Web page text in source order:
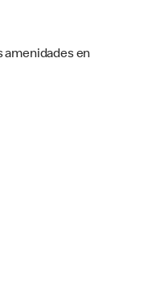
en